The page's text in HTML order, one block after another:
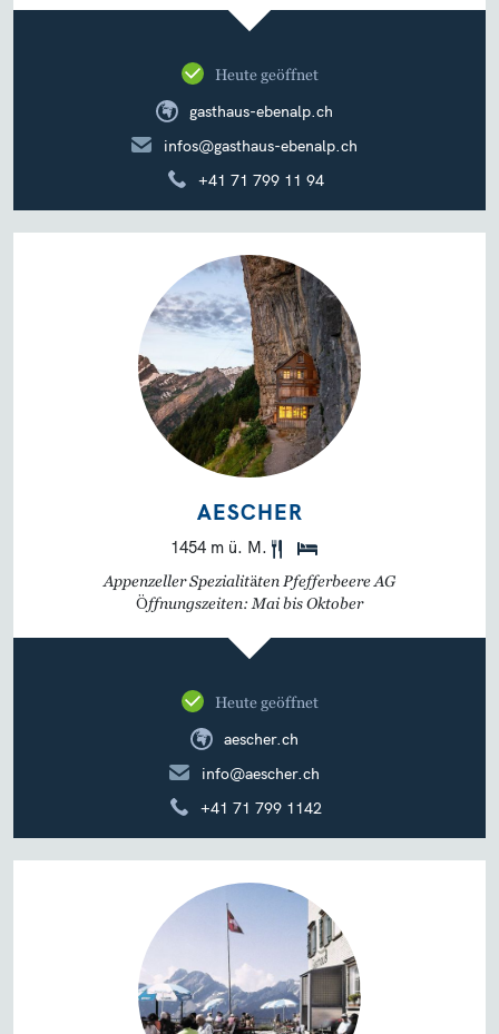
Heute geöffnet
gasthaus-ebenalp.ch
infos@gasthaus-ebenalp.ch
+41 71 799 11 94
AESCHER
1454 m ü. M.
Appenzeller Spezialitäten Pfefferbeere AG
Öffnungszeiten: Mai bis Oktober
Heute geöffnet
aescher.ch
info@aescher.ch
+41 71 799 1142